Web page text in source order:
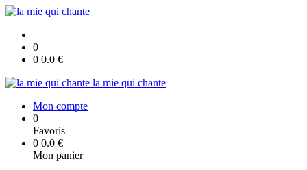
0
0 0.0 €
la mie qui chante
Mon compte
0
Favoris
0 0.0 €
Mon panier